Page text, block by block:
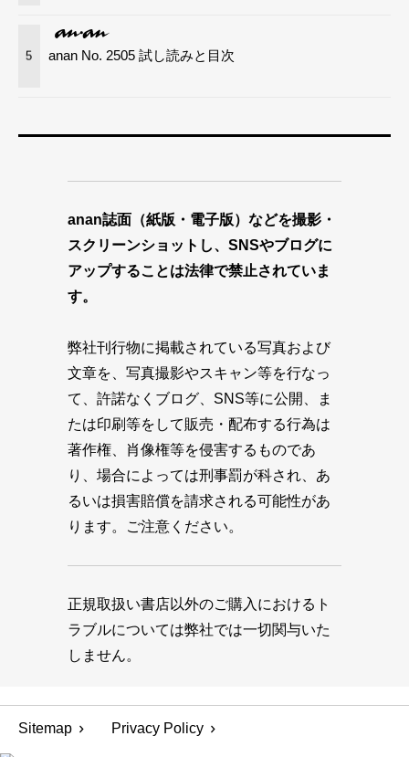
5 anan No. 2505 試し読みと目次
anan誌面（紙版・電子版）などを撮影・
スクリーンショットし、SNSやブログに
アップすることは法律で禁止されていま
す。
弊社刊行物に掲載されている写真および
文章を、写真撮影やスキャン等を行なっ
て、許諾なくブログ、SNS等に公開、ま
たは印刷等をして販売・配布する行為は
著作権、肖像権等を侵害するものであ
り、場合によっては刑事罰が科され、あ
るいは損害賠償を請求される可能性があ
ります。ご注意ください。
正規取扱い書店以外のご購入におけるト
ラブルについては弊社では一切関与いた
しません。
Sitemap Privacy Policy